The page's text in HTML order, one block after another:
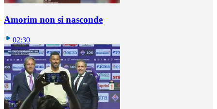
Amorim non si nasconde
02:30